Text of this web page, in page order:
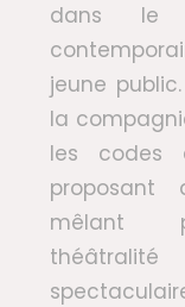
dans le
jeune
la
les codes
proposant
mêlant